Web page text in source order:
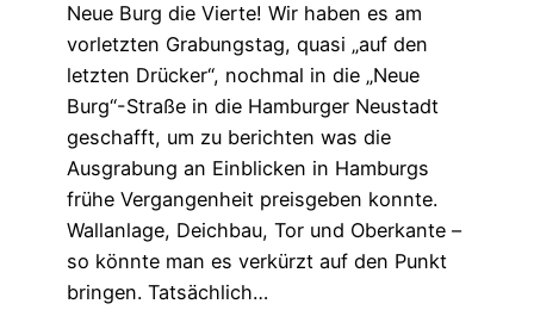
Neue Burg die Vierte! Wir haben es am
vorletzten Grabungstag, quasi „auf den
letzten Drücker“, nochmal in die „Neue
Burg“-Straße in die Hamburger Neustadt
geschafft, um zu berichten was die
Ausgrabung an Einblicken in Hamburgs
frühe Vergangenheit preisgeben konnte.
Wallanlage, Deichbau, Tor und Oberkante –
so könnte man es verkürzt auf den Punkt
bringen. Tatsächlich…